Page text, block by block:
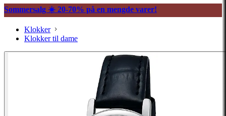
Sommersalg ☀️ 20-70% på en mengde varer!
Klokker
Klokker til dame